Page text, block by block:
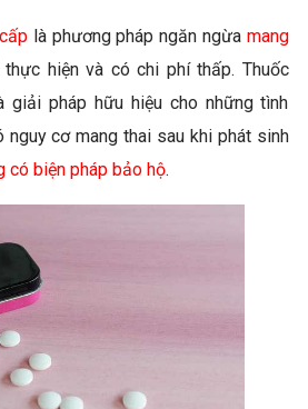
là phương pháp ngăn ngừa mang
thực hiện và có chi phí thấp. Thuốc
giải pháp hữu hiệu cho những tình
nguy cơ mang thai sau khi phát sinh
có biện pháp bảo hộ.